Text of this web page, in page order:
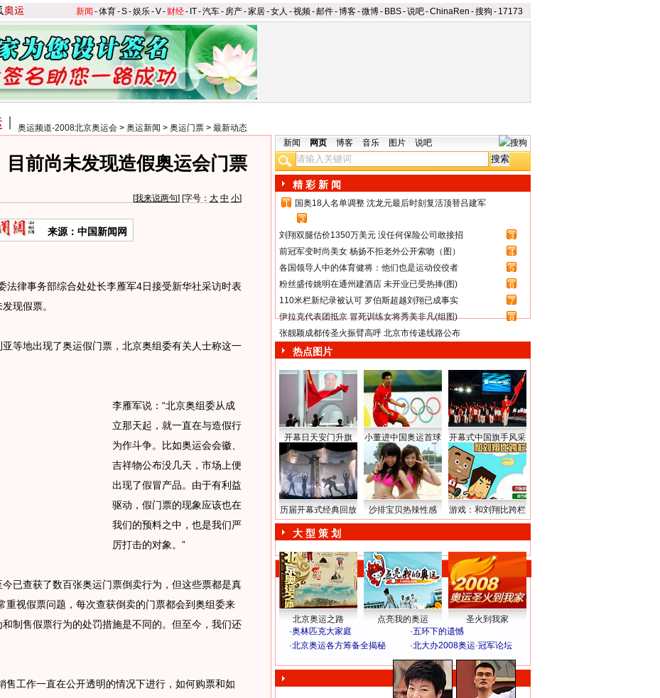
新闻 -体育-S-娱乐-V- 财经- IT-汽车- 房产-家居-女人 -视频-邮件-博客-微博- BBS-说吧-ChinaRen -搜狗 - 17173
奥运频道-2008北京奥运会 > 奥运新闻 > 奥运门票 > 最新动态
前尚未发现造假奥运会门票
[我来说两句] [字号： 大 中 小]
来源：中国新闻网
律事务部综合处处长李雁军4日接受新华社采访时表
现假票。
地出现了奥运假门票，北京奥组委有关人士称这一
李雁军说：“北京奥组委从成
立那天起，就一直在与造假行
为作斗争。比如奥运会会徽、
吉祥物公布没几天，市场上便
出现了假冒产品。由于有利益
驱动，假门票的现象应该也在
我们的预料之中，也是我们严
厉打击的对象。”
查获了数百张奥运门票倒卖行为，但这些票都是真
重视假票问题，每次查获倒卖的门票都会到奥组委来
制售假票行为的处罚措施是不同的。但至今，我们还
工作一直在公开透明的情况下进行，如何购票和如
新闻 网页 博客 音乐 图片 说吧
精 彩 新 闻
1
国奥18人名单调整 沈龙元最后时刻复活顶替吕建军
2
刘翔双腿估价1350万美元 没任何保险公司敢接招
3
前冠军变时尚美女 杨扬不拒老外公开索吻（图）
4
各国领导人中的体育健将：他们也是运动佼佼者
5
粉丝盛传姚明在通州建酒店 未开业已受热捧(图)
6
110米栏新纪录被认可 罗伯斯超越刘翔已成事实
7
伊拉克代表团抵京 冒死训练女将秀美非凡(组图)
8
张靓颖成都传圣火振臂高呼 北京市传递线路公布
热点图片
开幕日天安门升旗 小董进中国奥运首球 开幕式中国旗手风采
历届开幕式经典回放 沙排宝贝热辣性感 游戏：和刘翔比跨栏
大 型 策 划
北京奥运之路 点亮我的奥运
圣火到我家
·奥林匹克大家庭 ·五环下的遗憾
·北京奥运各方筹备全揭秘 ·北大办2008奥运·冠军论坛